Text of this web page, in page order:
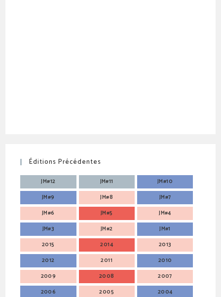
Éditions Précédentes
JM#12 JM#11
JM#10
JM#9
JM#8
JM#7
JM#6
JM#5
JM#4
JM#3
JM#2
JM#1
2015
2014
2013
2012
2011
2010
2009
2008
2007
2006
2005
2004